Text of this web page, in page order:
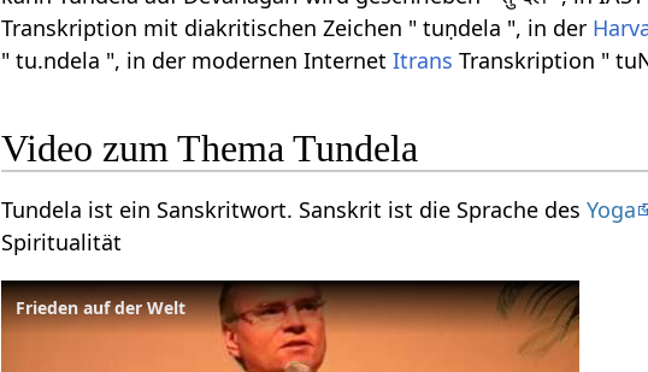
Transkription mit diakritischen Zeichen " tuṇdela ", in der
" tu.ndela ", in der modernen InternetItrans Transkription "
Video zum Thema Tundela
Tundela ist ein Sanskritwort. Sanskrit ist die Sprache desYoga
Spiritualität
Frieden auf der Welt